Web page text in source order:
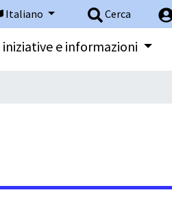
Cerca
Italiano
e informazioni